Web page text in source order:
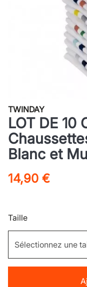
TWINDAY
LOT DE 10
Blanc et
14,90 €
Taille